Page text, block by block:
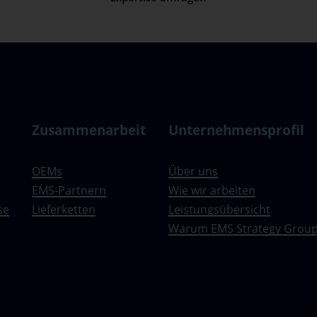
Zusammenarbeit
OEMs
EMS-Partnern
Lieferketten
Unternehmensprofil
Über uns
Wie wir arbeiten
Leistungsübersicht
Warum EMS Strategy Group